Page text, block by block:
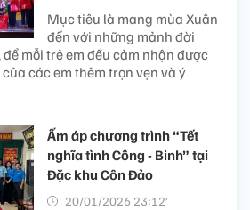
Mục tiêu là mang mùa Xuân
đến với những mảnh đời
mỗi trẻ em đều cảm nhận được
các em thêm trọn vẹn và ý
Ấm áp chương trình “Tết
nghĩa tình Công - Binh” tại
Đặc khu Côn Đảo
20/01/2026 23:12’